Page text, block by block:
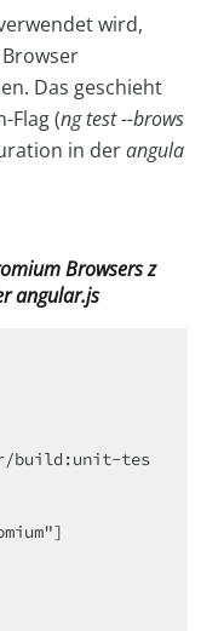
wird,
Das geschieht
Flag (ng test --brows
in derangula
Browsers z
angular.js